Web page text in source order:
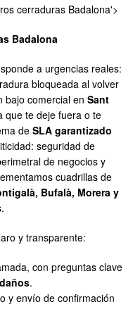
cerraduras Badalona'>
Badalona
a urgencias reales:
bloqueada al volver
bajo comercial en Sant
que te deje fuera o te
de SLA garantizado
seguridad de
de negocios y
cuadrillas de
Bufalà, Morera y
y transparente:
con preguntas clave
.
y envío de confirmación